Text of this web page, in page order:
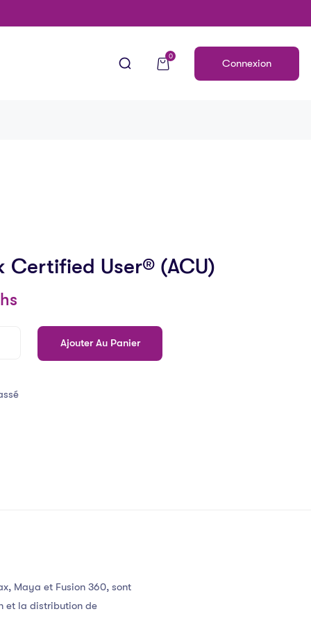
0
Connexion
Certified User® (ACU)
Ajouter Au Panier
Maya et Fusion 360, sont
et la distribution de